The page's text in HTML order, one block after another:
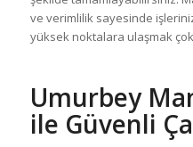
ve verimlilik sayesinde
yüksek noktalara ulaşmak
Umurbey
ile Güvenli